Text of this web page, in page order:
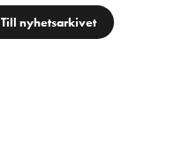
Till nyhetsarkivet